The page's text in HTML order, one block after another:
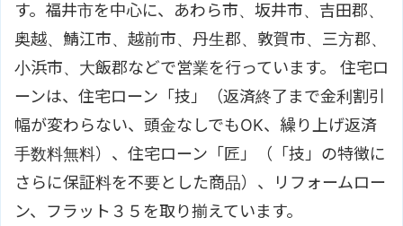
す。福井市を中心に、あわら市、坂井市、吉田郡、
奥越、鯖江市、越前市、丹生郡、敦賀市、三方郡、
小浜市、大飯郡などで営業を行っています。 住宅ロ
ーンは、住宅ローン「技」（返済終了まで金利割引
幅が変わらない、頭金なしでもOK、繰り上げ返済
手数料無料）、住宅ローン「匠」（「技」の特徴に
さらに保証料を不要とした商品）、リフォームロー
ン、フラット３５を取り揃えています。